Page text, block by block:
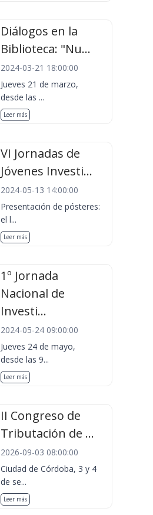
Diálogos en la
Biblioteca: "Nu...
2024-03-21 18:00:00
Jueves 21 de marzo,
desde las ...
Leer más
VI Jornadas de
Jóvenes Investi...
2024-05-13 14:00:00
Presentación de pósteres:
el l...
Leer más
1º Jornada
Nacional de
Investi...
2024-05-24 09:00:00
Jueves 24 de mayo,
desde las 9...
Leer más
II Congreso de
Tributación de ...
2026-09-03 08:00:00
Ciudad de Córdoba, 3 y 4
de se...
Leer más